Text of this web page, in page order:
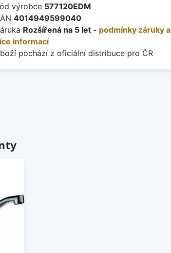
výrobce 577120EDM
4014949599040
Rozšířená na 5 let - podmínky záruky a
informací
pochází z oficiální distribuce pro ČR